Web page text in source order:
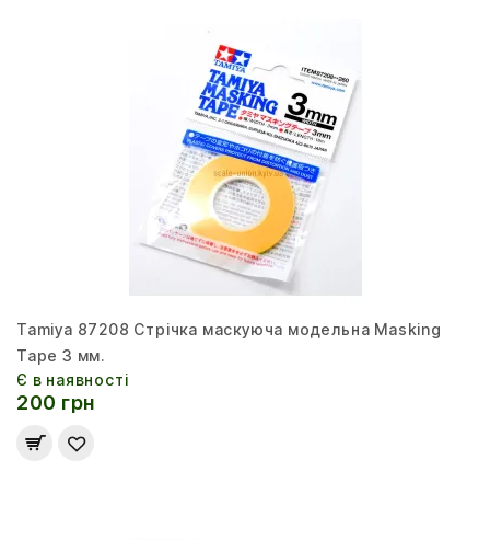
Tamiya 87208 Стрічка маскуюча модельна Masking
Tape 3 мм.
Є в наявності
200 грн